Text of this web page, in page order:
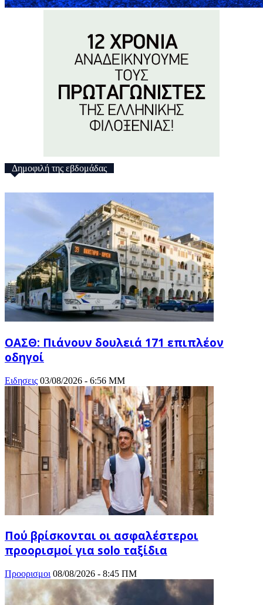
Δημοφιλή της εβδομάδας
ΟΑΣΘ: Πιάνουν δουλειά 171 επιπλέον
οδηγοί
Ειδησεις 03/08/2026 - 6:56 ΜΜ
Πού βρίσκονται οι ασφαλέστεροι
προορισμοί για solo ταξίδια
Προορισμοι 08/08/2026 - 8:45 ΠΜ